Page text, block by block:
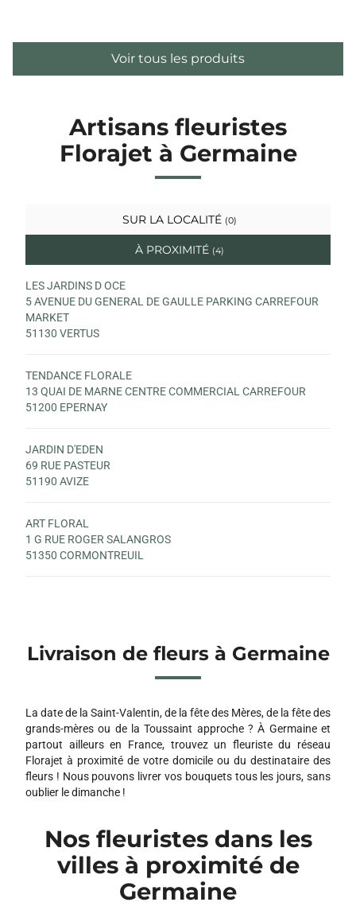
Voir tous les produits
Artisans fleuristes
Florajet à Germaine
SUR LA LOCALITÉ (0)
À PROXIMITÉ (4)
LES JARDINS D OCE
5 AVENUE DU GENERAL DE GAULLE PARKING CARREFOUR
MARKET
51130 VERTUS
TENDANCE FLORALE
13 QUAI DE MARNE CENTRE COMMERCIAL CARREFOUR
51200 EPERNAY
JARDIN D'EDEN
69 RUE PASTEUR
51190 AVIZE
ART FLORAL
1 G RUE ROGER SALANGROS
51350 CORMONTREUIL
Livraison de fleurs à Germaine
La date de la Saint-Valentin, de la fête des Mères, de la fête des
grands-mères ou de la Toussaint approche ? À Germaine et
partout ailleurs en France, trouvez un fleuriste du réseau
Florajet à proximité de votre domicile ou du destinataire des
fleurs ! Nous pouvons livrer vos bouquets tous les jours, sans
oublier le dimanche !
Nos fleuristes dans les
villes à proximité de
Germaine